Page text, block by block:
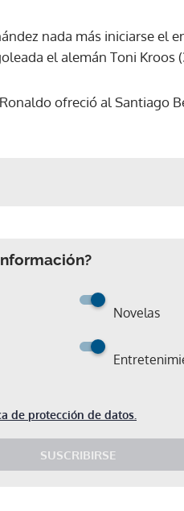
nada más iniciarse el
el alemán Toni Kroos
ofreció al Santiago
Novelas
de protección de datos.
SUSCRIBIRSE